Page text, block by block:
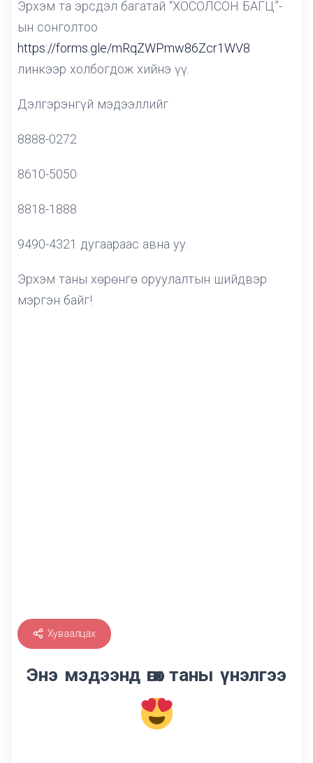
Эрхэм та эрсдэл багатай “ХОСОЛСОН БАГЦ”-
ын сонголтоо
https://forms.gle/mRqZWPmw86Zcr1WV8
линкээр холбогдож хийнэ үү.
Дэлгэрэнгүй мэдээллийг
8888-0272
8610-5050
8818-1888
9490-4321 дугаараас авна уу.
Эрхэм таны хөрөнгө оруулалтын шийдвэр
мэргэн байг!
Хуваалцах
Энэ мэдээнд өгөх таны үнэлгээ